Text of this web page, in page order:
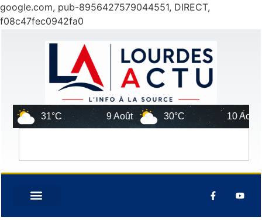
google.com, pub-8956427579044551, DIRECT,
f08c47fec0942fa0
31°C 9 Août 30°C 10 Août